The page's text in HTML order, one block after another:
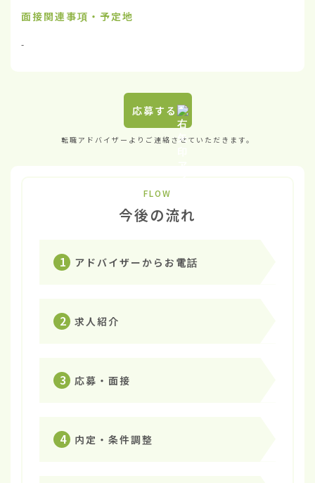
面接関連事項・予定地
-
応募する
転職アドバイザーよりご連絡させていただきます。
FLOW
今後の流れ
1 アドバイザーからお電話
2 求人紹介
3 応募・面接
4 内定・条件調整